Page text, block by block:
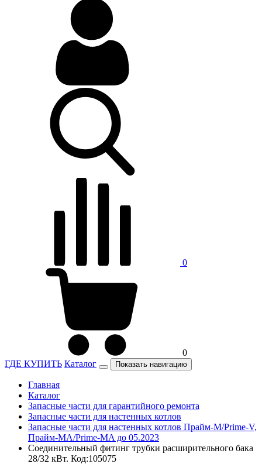
0
0
ГДЕ КУПИТЬ Каталог Показать навигацию
Главная
Каталог
Запасные части для гарантийного ремонта
Запасные части для настенных котлов
Запасные части для настенных котлов Прайм-М/Prime-V,
Прайм-МА/Prime-MA до 05.2023
Соединительный фитинг трубки расширительного бака
28/32 кВт. Код:105075